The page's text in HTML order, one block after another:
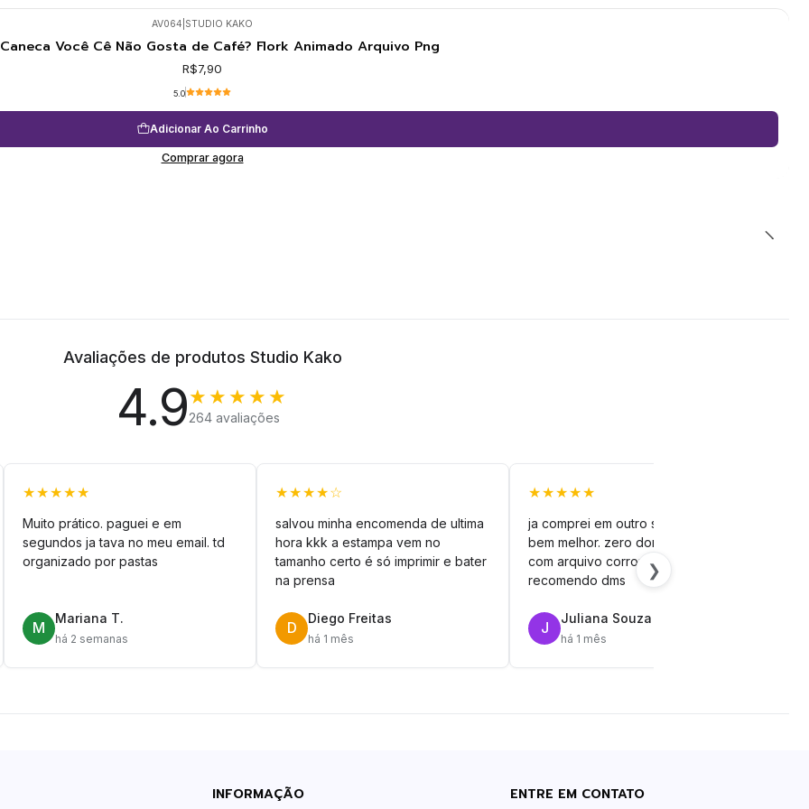
AV064 STUDIO KAKO
Você Cê Não Gosta de Café? Flork Animado Arquivo Png
R$7,90
5.0
Adicionar Ao Carrinho
Comprar agora
Avaliações de produtos Studio Kako
4.9★★★★★
264 avaliações
★★★★★
Muito prático. paguei e em
segundos ja tava no meu email. td
organizado por pastas
M
Mariana T.
há 2 semanas
★★★★☆
salvou minha encomenda de ultima
hora kkk a estampa vem no
tamanho certo é só imprimir e bater
na prensa
D
Diego Freitas
há 1 mês
★★★★★
ja comprei em outro site mas esse é
bem melhor. zero dor de cabeça
com arquivo corrompido.
recomendo dms
J
Juliana Souza
há 1 mês
❯
INFORMAÇÃO ENTRE EM CONTATO